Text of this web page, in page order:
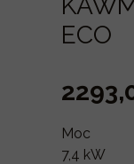
Moc
7,4 kW
ECO